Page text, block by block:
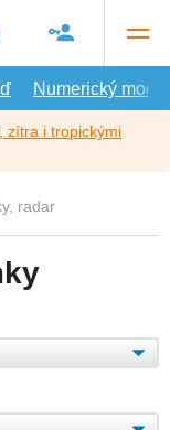
Numerický model
zítra i tropickými
radar